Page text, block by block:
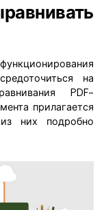
на
PDF-
прилагается
них подробно